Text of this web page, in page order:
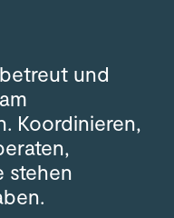
und
Koordinieren,
stehen